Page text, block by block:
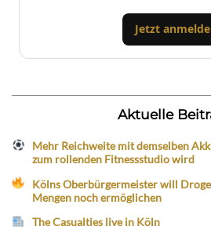
Jetzt
Aktuelle
Mehr Reichweite mit demselben
zum rollenden Fitnessstudio wird
Kölns Oberbürgermeister will
Mengen noch ermöglichen
The Casualties live in Köln